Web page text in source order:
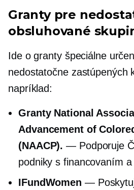
Granty pre
obsluhované
Ide o granty špeciálne
nedostatočne zastúpených
napríklad:
Granty National
Advancement of
(NAACP). — Podporuje
podniky s financovaním a
IFundWomen —